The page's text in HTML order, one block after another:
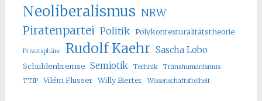
Neoliberalismus NRW
Piratenpartei Politik Polykontexturalitätstheorie
Privatsphäre Rudolf Kaehr Sascha Lobo
Schuldenbremse Semiotik Technik
Transhumanismus
TTIP
Vilém Flusser Willy Bierter Wissenschaftsfreiheit